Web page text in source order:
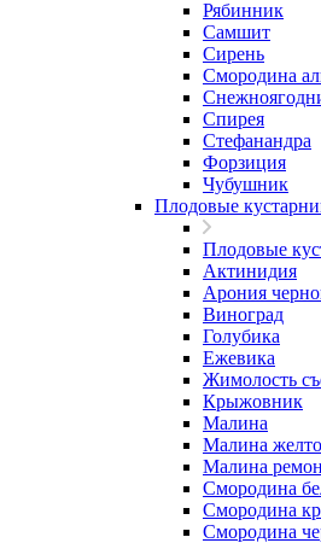
Рябинник
Самшит
Сирень
Смородина
Спирея
Стефанандра
Форзиция
Чубушник
Плодовые
Плодовые
Актинидия
Арония
Виноград
Голубика
Ежевика
Жимолость
Крыжовник
Малина
Малина
Малина
Смородина
Смородина
Смородина